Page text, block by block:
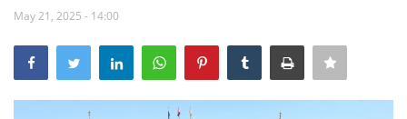
Contacto
Egipto
Nuestro Equipo
May 21, 2025 - 14:00